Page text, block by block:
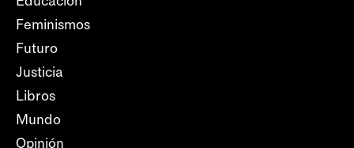
Feminismos
Futuro
Justicia
Libros
Mundo
Opinión